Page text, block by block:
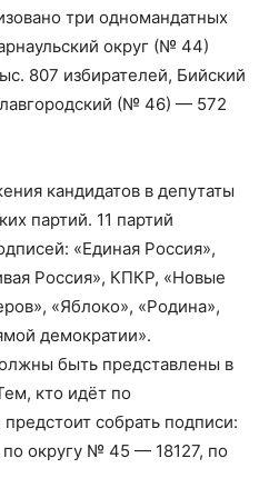
три одномандатных
округ (№ 44)
807 избирателей, Бийский
(№ 46) — 572
кандидатов в депутаты
партий. 11 партий
«Единая Россия»,
Россия», КПКР, «Новые
«Яблоко», «Родина»,
демократии».
быть представлены в
кто идёт по
собрать подписи:
округу № 45 — 18127, по